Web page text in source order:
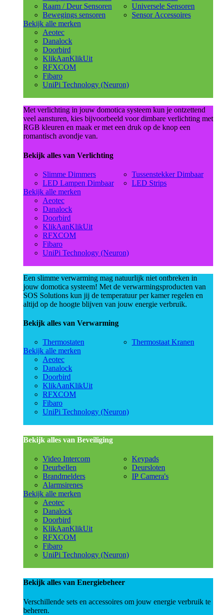
Raam / Deur Sensoren
Bewegings sensoren
Universele Sensoren
Sensor Accessoires
Bekijk alle merken
Aeotec
Danalock
Doorbird
KlikAanKlikUit
RFXCOM
Fibaro
UniPi Technology (Neuron)
Met verlichting in jouw domotica systeem kun je ontzettend
veel aansturen, kies bijvoorbeeld voor dimbare verlichting met
RGB kleuren en maak er met een druk op de knop een
romantisch avondje van.
Bekijk alles van Verlichting
Slimme Dimmers
LED Lampen Dimbaar
Tussenstekker Dimbaar
LED Strips
Bekijk alle merken
Aeotec
Danalock
Doorbird
KlikAanKlikUit
RFXCOM
Fibaro
UniPi Technology (Neuron)
Een slimme verwarming mag natuurlijk niet ontbreken in
jouw domotica systeem! Met de verwarmingsproducten van
SOS Solutions kun jij de temperatuur per kamer regelen en
altijd op de hoogte blijven van jouw energie verbruik.
Bekijk alles van Verwarming
Thermostaten
Thermostaat Kranen
Bekijk alle merken
Aeotec
Danalock
Doorbird
KlikAanKlikUit
RFXCOM
Fibaro
UniPi Technology (Neuron)
Bekijk alles van Beveiliging
Video Intercom
Deurbellen
Brandmelders
Alarmsirenes
Keypads
Deursloten
IP Camera's
Bekijk alle merken
Aeotec
Danalock
Doorbird
KlikAanKlikUit
RFXCOM
Fibaro
UniPi Technology (Neuron)
Bekijk alles van Energiebeheer
Verschillende sets en accessoires om jouw energie verbruik te
beheren.